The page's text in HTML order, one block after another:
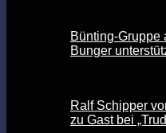
Bünting-Gruppe
Bunger
Ralf Schipper
zu Gast bei